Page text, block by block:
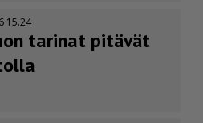
15.24
tarinat pitävät